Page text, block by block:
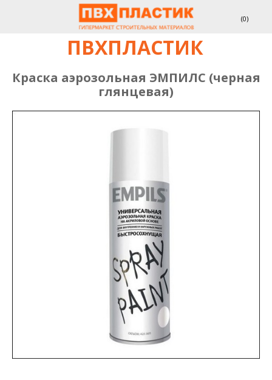
(0)
ПВХПЛАСТИК
Краска аэрозольная ЭМПИЛС (черная
глянцевая)